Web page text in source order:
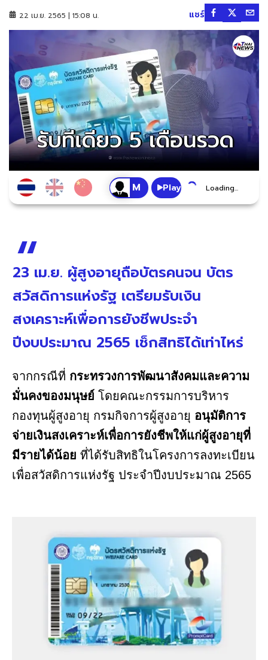
22 เม.ย. 2565 | 15:08 น. แชร์
Play Loading...
23 เม.ย. ผู้สูงอายุถือบัตรคนจน บัตร
สวัสดิการแห่งรัฐ เตรียมรับเงิน
สงเคราะห์เพื่อการยังชีพประจำ
ปีงบประมาณ 2565 เช็กสิทธิได้เท่าไหร่
จากกรณีที่ กระทรวงการพัฒนาสังคมและความ
มั่นคงของมนุษย์ โดยคณะกรรมการบริหาร
กองทุนผู้สูงอายุ กรมกิจการผู้สูงอายุ อนุมัติการ
จ่ายเงินสงเคราะห์เพื่อการยังชีพให้แก่ผู้สูงอายุที่
มีรายได้น้อย ที่ได้รับสิทธิในโครงการลงทะเบียน
เพื่อสวัสดิการแห่งรัฐ ประจำปีงบประมาณ 2565